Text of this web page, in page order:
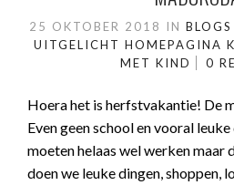
25 OKTOBER 2018 IN
UITGELICHT HOMEPAGINA
MET KIND
0
Hoera het is herfstvakantie! De
Even geen school en vooral
moeten helaas wel werken maar
doen we leuke dingen, shoppen,